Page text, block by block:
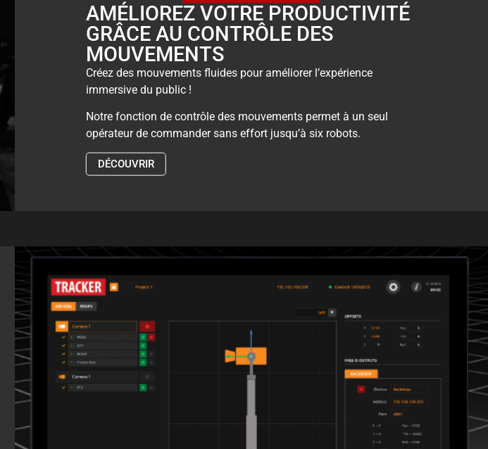
AMÉLIOREZ VOTRE PRODUCTIVITÉ
GRÂCE AU CONTRÔLE DES
MOUVEMENTS
Créez des mouvements fluides pour améliorer l’expérience
immersive du public !
Notre fonction de contrôle des mouvements permet à un seul
opérateur de commander sans effort jusqu’à six robots.
DÉCOUVRIR